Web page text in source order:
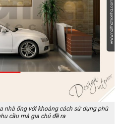
nhà ống với khoảng cách sử dụng phù
cầu mà gia chủ đề ra